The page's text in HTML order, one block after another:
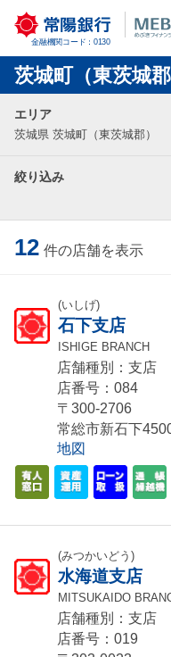
金融機関コード：0130
茨城町（東茨城
エリア
茨城県 茨城町（東茨城郡）
絞り込み
12 件の店舗を表示
(いしげ)
石下支店
ISHIGE BRANCH
店舗種別：支店
店番号：084
〒300-2706
常総市新石下
地図
(みつかいどう)
水海道支店
MITSUKAIDO
店舗種別：支店
店番号：019